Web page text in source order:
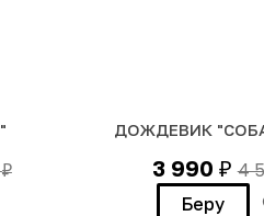
₽
ДОЖДЕВИК
3 990 ₽ 4
Беру